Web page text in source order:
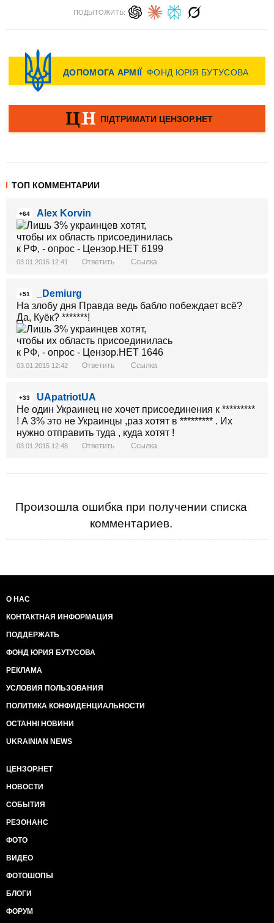
ПОДЫТОЖИТЬ:
ТОП КОММЕНТАРИИ
+64 Alex Korvin
03.01.2015 12:41 Ответить Ссылка
+51
_Demiurg
На злобу дня Правда ведь бабло побеждает всё?
Да, Куёк? *******!
03.01.2015 12:42 Ответить Ссылка
+33
UApatriotUA
Не один Украинец не хочет присоединения к *********
! А 3% это не Украинцы ,раз хотят в ********* . Их
нужно отправить туда , куда хотят !
03.01.2015 12:48 Ответить Ссылка
Произошла ошибка при получении списка
комментариев.
О НАС
КОНТАКТНАЯ ИНФОРМАЦИЯ
ПОДДЕРЖАТЬ
ФОНД ЮРИЯ БУТУСОВА
РЕКЛАМА
УСЛОВИЯ ПОЛЬЗОВАНИЯ
ПОЛИТИКА КОНФИДЕНЦИАЛЬНОСТИ
ОСТАННІ НОВИНИ
UKRAINIAN NEWS
ЦЕНЗОР.НЕТ
НОВОСТИ
СОБЫТИЯ
РЕЗОНАНС
ФОТО
ВИДЕО
ФОТОШОПЫ
БЛОГИ
ФОРУМ